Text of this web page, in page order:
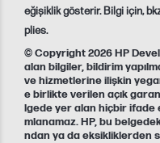
eğişiklik gösterir. Bilgi için,
plies.
© Copyright 2026 HP
alan bilgiler, bildirim
ve hizmetlerine ilişkin
e birlikte verilen açık
lgede yer alan hiçbir
mlanamaz. HP, bu
ndan ya da eksikliklerden